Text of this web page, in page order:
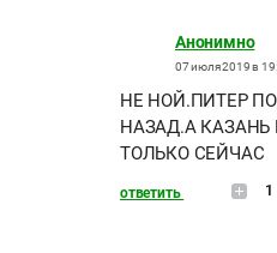
Анонимно
07 июля 2019 в
НЕ НОЙ.ПИТЕР
НАЗАД.А КАЗАНЬ
ТОЛЬКО СЕЙЧАС
ответить 1